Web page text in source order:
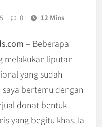
0 12 Mins
– Beberapa
melakukan liputan
yang sudah
bertemu dengan
donat bentuk
yang begitu khas. Ia